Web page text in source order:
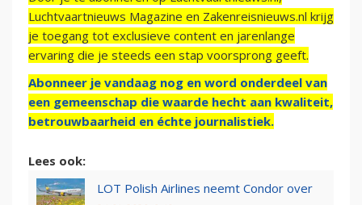
Luchtvaartnieuws Magazine en Zakenreisnieuws.nl krijg
je toegang tot exclusieve content en jarenlange
ervaring die je steeds een stap voorsprong geeft.
Abonneer je vandaag nog en word onderdeel van
een gemeenschap die waarde hecht aan kwaliteit,
betrouwbaarheid en échte journalistiek.
Lees ook:
LOT Polish Airlines neemt Condor over